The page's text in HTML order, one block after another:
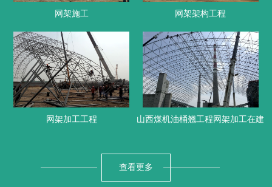
网架施工 网架架构工程
网架加工工程 山西煤机油桶翘工程网架加工在建
查看更多